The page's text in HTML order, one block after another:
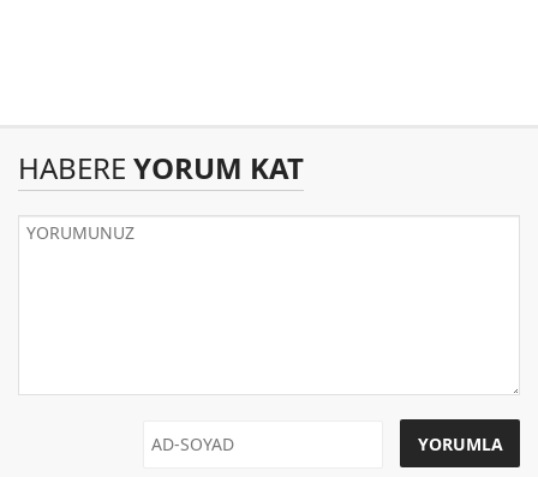
HABERE YORUM KAT